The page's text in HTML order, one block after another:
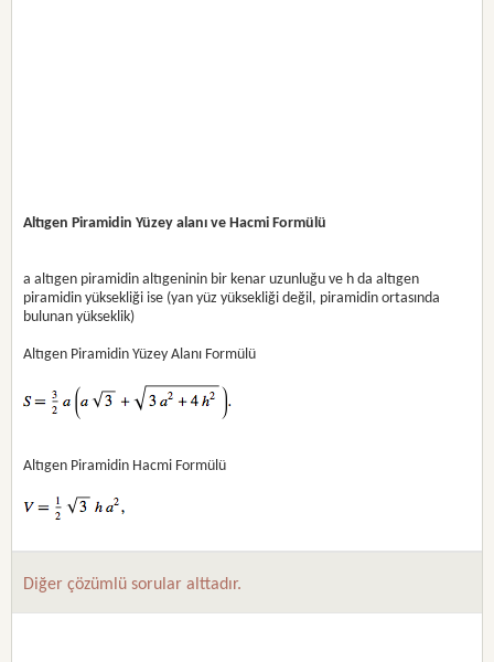
Altıgen Piramidin Yüzey alanı ve Hacmi Formülü
a altıgen piramidin altıgeninin bir kenar uzunluğu ve h da altıgen
piramidin yüksekliği ise (yan yüz yüksekliği değil, piramidin ortasında
bulunan yükseklik)
Altıgen Piramidin Yüzey Alanı Formülü
Altıgen Piramidin Hacmi Formülü
Diğer çözümlü sorular alttadır.